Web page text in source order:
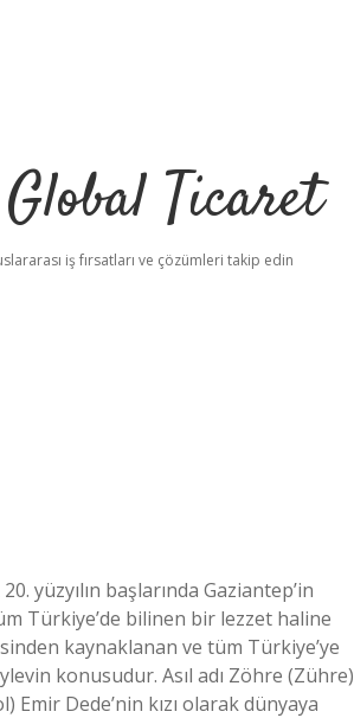
Ticaret
iş fırsatları ve çözümleri takip edin
yüzyılın başlarında Gaziantep’in
Türkiye’de bilinen bir lezzet haline
kaynaklanan ve tüm Türkiye’ye
konusudur. Asıl adı Zöhre (Zühre)
Emir Dede’nin kızı olarak dünyaya